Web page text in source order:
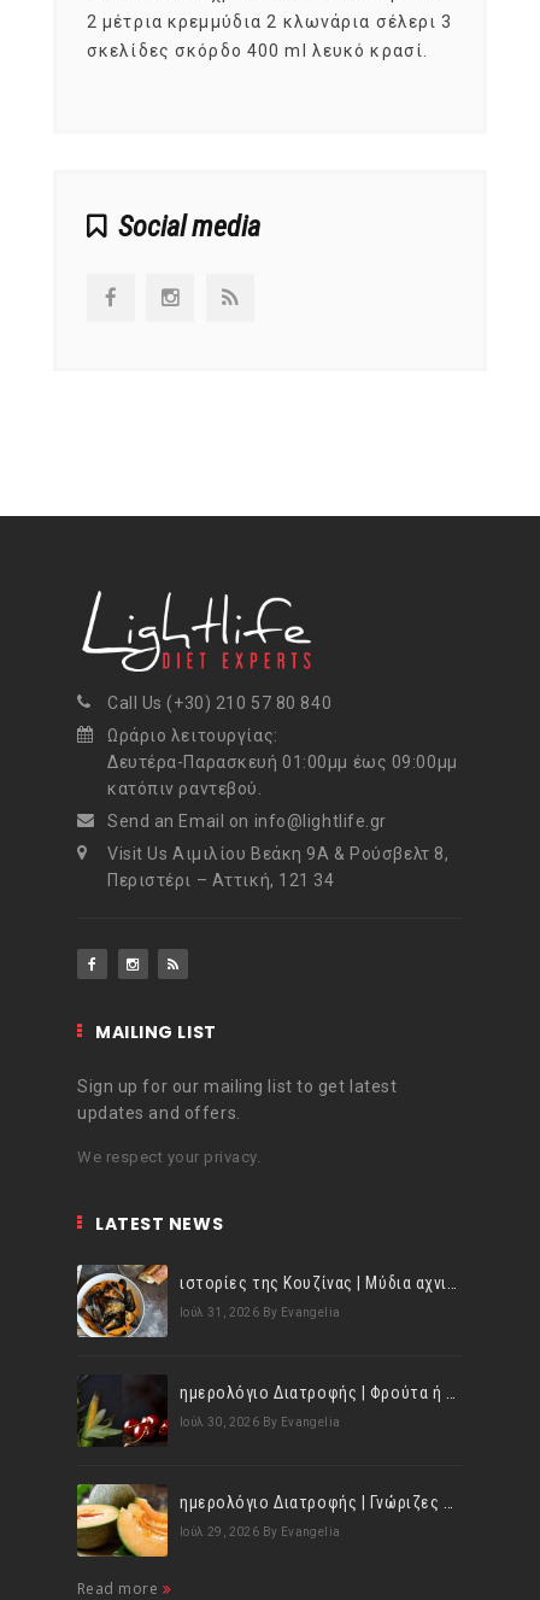
2 μέτρια κρεμμύδια 2 κλωνάρια σέλερι 3
σκελίδες σκόρδο 400 ml λευκό κρασί.
Social media
Call Us (+30) 210 57 80 840
Ωράριο λειτουργίας:
Δευτέρα-Παρασκευή 01:00μμ έως 09:00μμ
κατόπιν ραντεβού.
Send an Email on info@lightlife.gr
Visit Us Αιμιλίου Βεάκη 9Α & Ρούσβελτ 8,
Περιστέρι – Αττική, 121 34
MAILING LIST
Sign up for our mailing list to get latest
updates and offers.
We respect your privacy.
LATEST NEWS
Ιούλ 31, 2026 By Evangelia
Ιούλ 30, 2026 By Evangelia
Ιούλ 29, 2026 By Evangelia
Read more